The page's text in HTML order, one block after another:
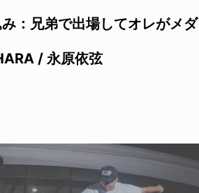
：兄弟で出場してオレがメダ
/ 永原依弦